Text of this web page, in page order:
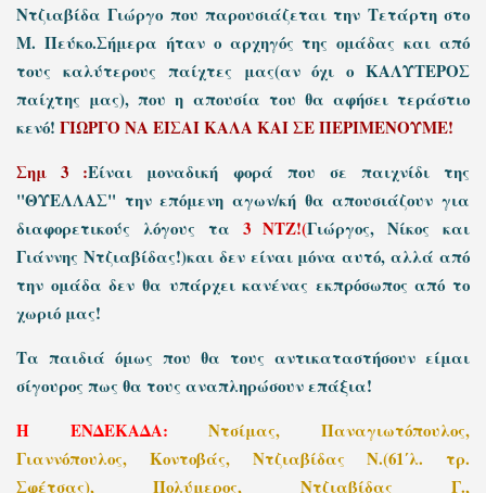
Ντζιαβίδα Γιώργο που παρουσιάζεται την Τετάρτη στο
Μ. Πεύκο.Σήμερα ήταν ο αρχηγός της ομάδας και από
τους καλύτερους παίχτες μας(αν όχι ο ΚΑΛΥΤΕΡΟΣ
παίχτης μας), που η απουσία του θα αφήσει τεράστιο
κενό! ΓΙΩΡΓΟ ΝΑ ΕΙΣΑΙ ΚΑΛΑ ΚΑΙ ΣΕ ΠΕΡΙΜΕΝΟΥΜΕ!
Σημ 3 :Είναι μοναδική φορά που σε παιχνίδι της
"ΘΥΕΛΛΑΣ" την επόμενη αγων/κή θα απουσιάζουν για
διαφορετικούς λόγους τα 3 ΝΤΖ!(Γιώργος, Νίκος και
Γιάννης Ντζιαβίδας!)και δεν είναι μόνα αυτό, αλλά από
την ομάδα δεν θα υπάρχει κανένας εκπρόσωπος από το
χωριό μας!
Τα παιδιά όμως που θα τους αντικαταστήσουν είμαι
σίγουρος πως θα τους αναπληρώσουν επάξια!
Η ΕΝΔΕΚΑΔΑ:Ντσίμας, Παναγιωτόπουλος,
Γιαννόπουλος, Κοντοβάς, Ντζιαβίδας Ν.(61΄λ. τρ.
Σφέτσας), Πολύμερος, Ντζιαβίδας Γ.,